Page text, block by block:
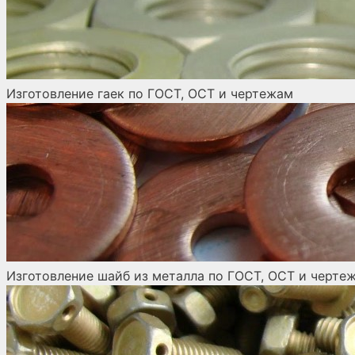
Изготовление гаек по ГОСТ, ОСТ и чертежам
Изготовление шайб из металла по ГОСТ, ОСТ и